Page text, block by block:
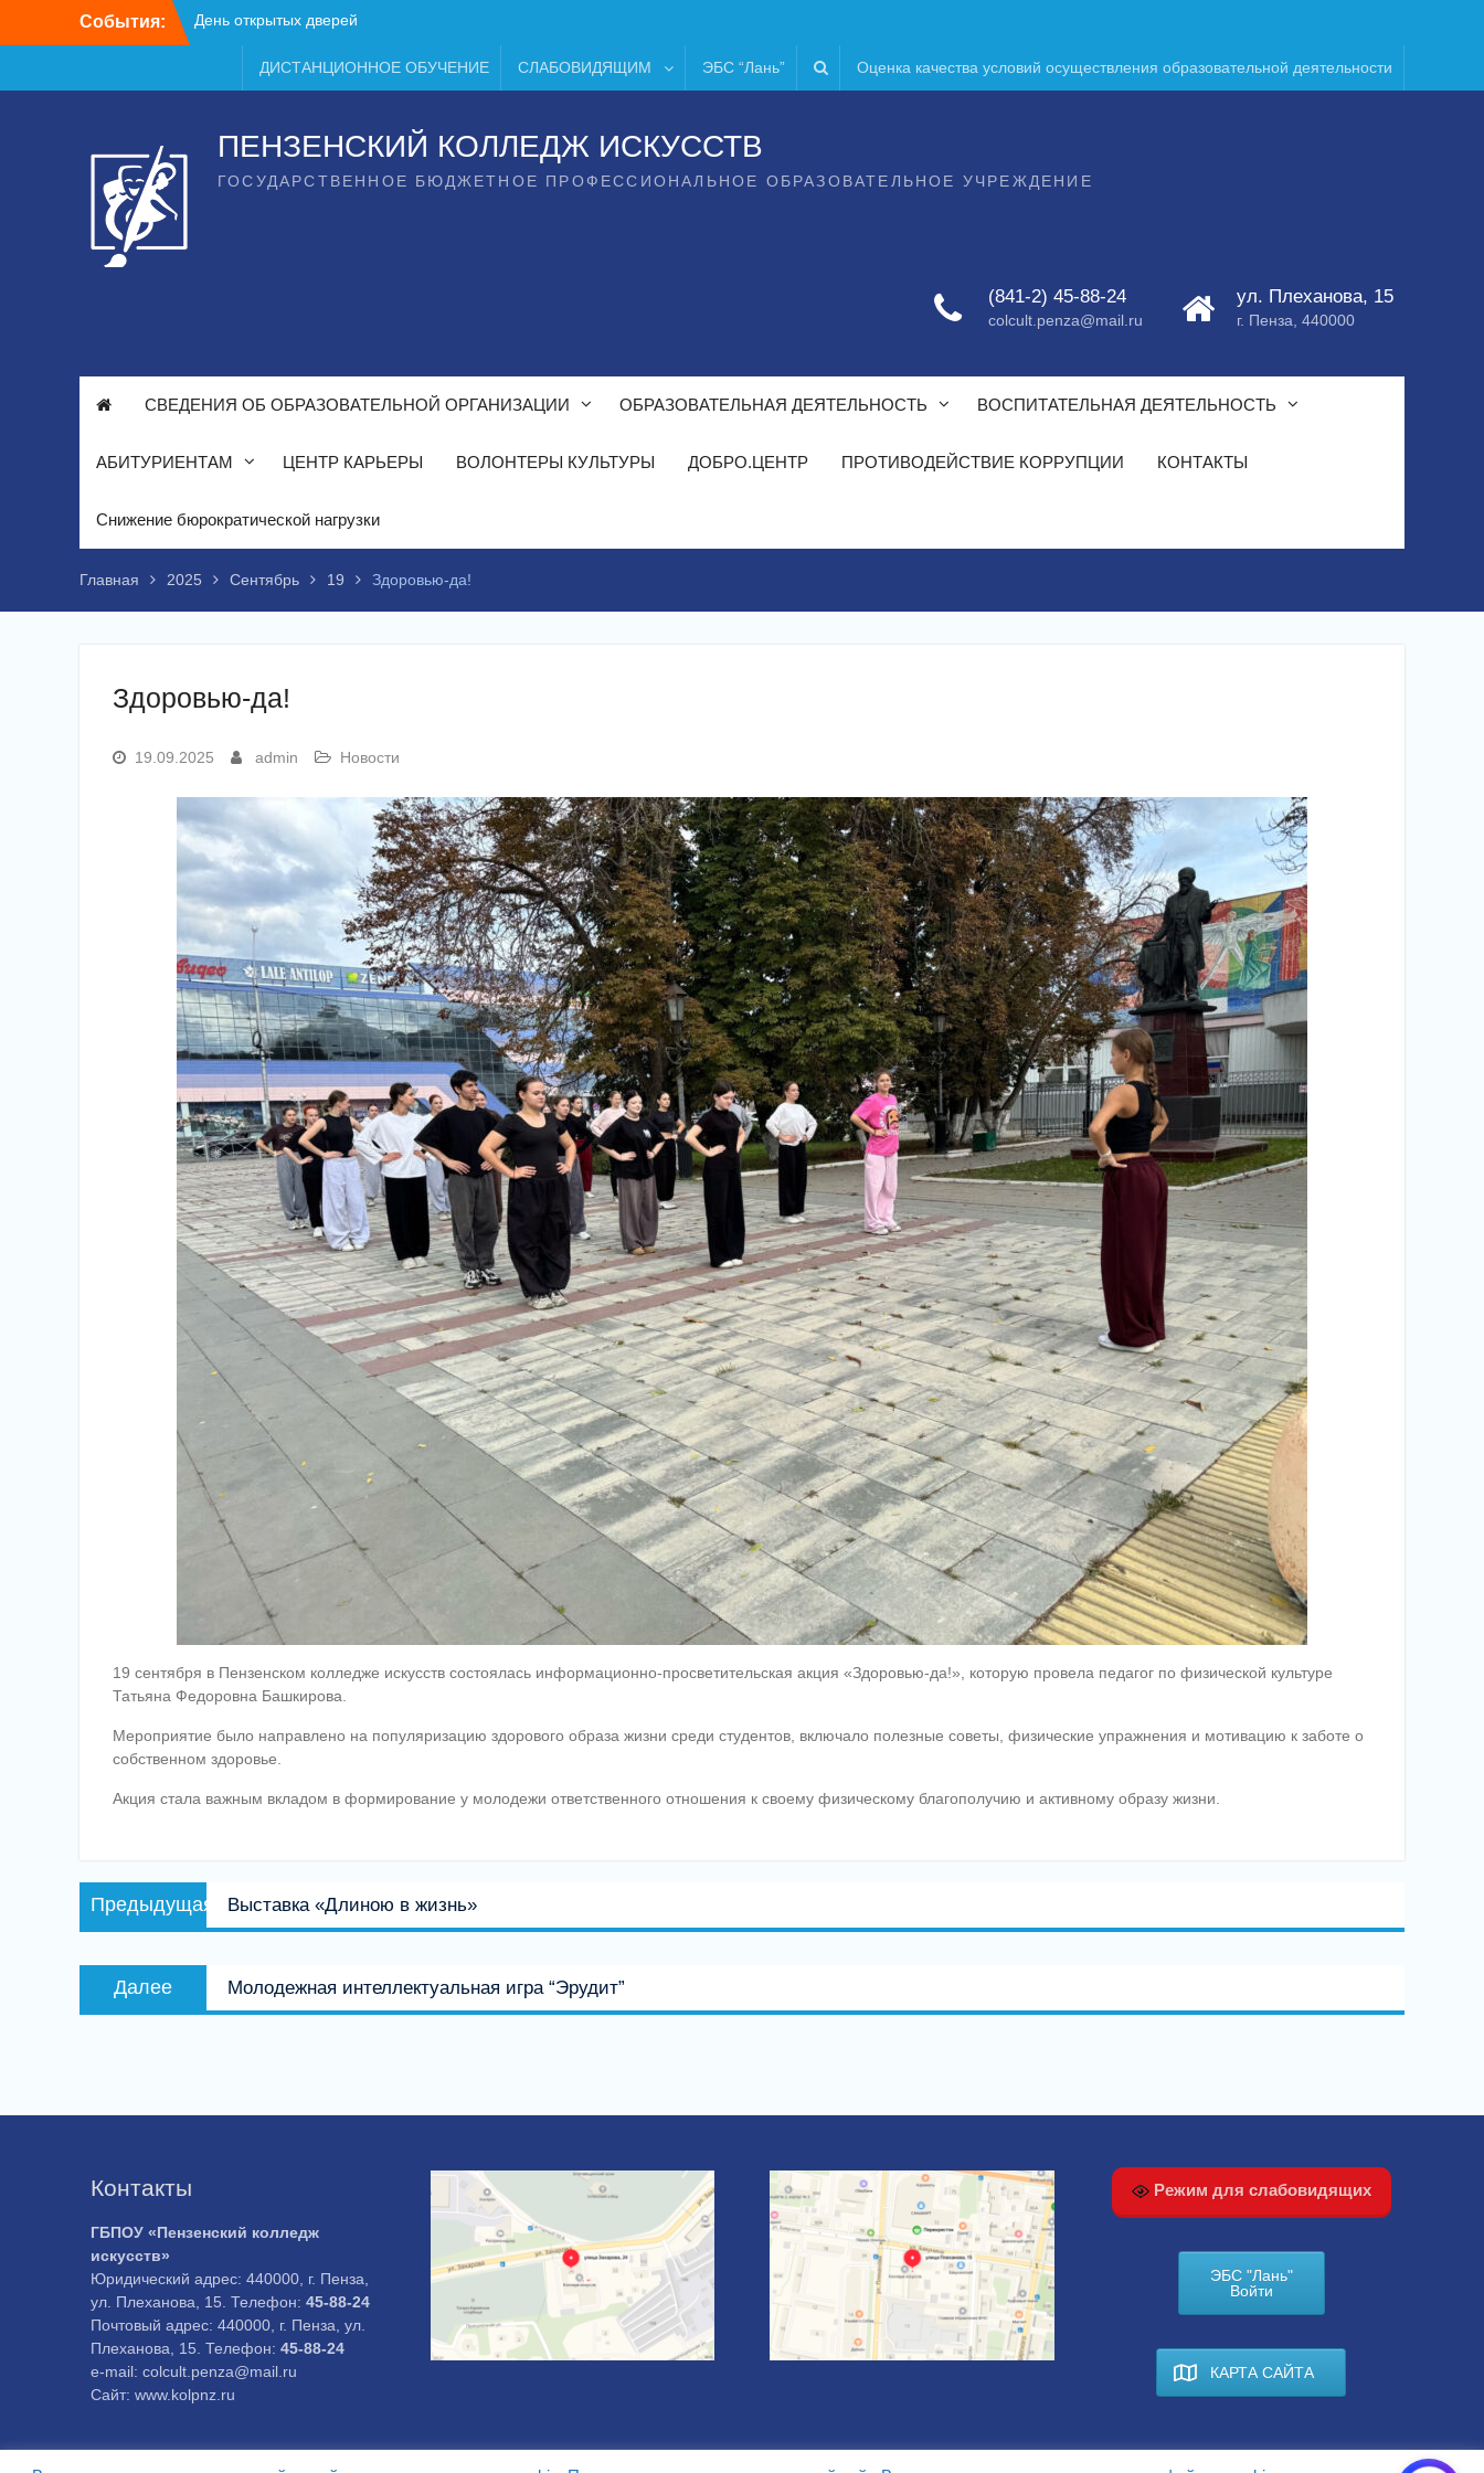
События:
ДИСТАНЦИОННОЕ ОБУЧЕНИЕ СЛАБОВИДЯЩИМ ЭБС “Лань” Оценка качества условий осуществления образовательной деятельности
ПЕНЗЕНСКИЙ КОЛЛЕДЖ ИСКУССТВ
ГОСУДАРСТВЕННОЕ БЮДЖЕТНОЕ ПРОФЕССИОНАЛЬНОЕ ОБРАЗОВАТЕЛЬНОЕ УЧРЕЖДЕНИЕ
(841-2) 45-88-24
colcult.penza@mail.ru
ул. Плеханова, 15
г. Пенза, 440000
СВЕДЕНИЯ ОБ ОБРАЗОВАТЕЛЬНОЙ ОРГАНИЗАЦИИ ОБРАЗОВАТЕЛЬНАЯ ДЕЯТЕЛЬНОСТЬ ВОСПИТАТЕЛЬНАЯ ДЕЯТЕЛЬНОСТЬ
АБИТУРИЕНТАМ ЦЕНТР КАРЬЕРЫ ВОЛОНТЕРЫ КУЛЬТУРЫ ДОБРО.ЦЕНТР ПРОТИВОДЕЙСТВИЕ КОРРУПЦИИ КОНТАКТЫ
Снижение бюрократической нагрузки
Главная 2025 Сентябрь 19 Здоровью-да!
Здоровью-да!
19.09.2025 admin Новости
19 сентября в Пензенском колледже искусств состоялась информационно-просветительская акция «Здоровью-да!», которую провела педагог по физической культуре
Татьяна Федоровна Башкирова.
Мероприятие было направлено на популяризацию здорового образа жизни среди студентов, включало полезные советы, физические упражнения и мотивацию к заботе о
собственном здоровье.
Акция стала важным вкладом в формирование у молодежи ответственного отношения к своему физическому благополучию и активному образу жизни.
Навигация
по
Предыдущая
запись:
Выставка «Длиною в жизнь»
Далее
запись:
Молодежная интеллектуальная игра “Эрудит”
Контакты
ГБПОУ «Пензенский колледж
искусств»
Юридический адрес: 440000, г. Пенза,
ул. Плеханова, 15. Телефон: 45-88-24
Почтовый адрес: 440000, г. Пенза, ул.
Плеханова, 15. Телефон: 45-88-24
e-mail: colcult.penza@mail.ru
Сайт: www.kolpnz.ru
Режим для слабовидящих
ЭБС "Лань"
Войти
КАРТА САЙТА